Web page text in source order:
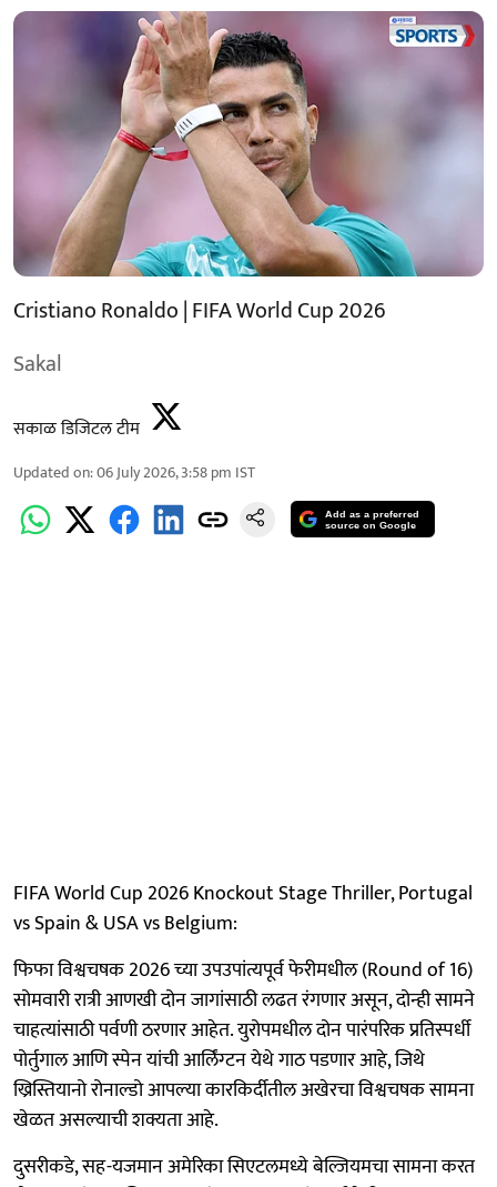
Cristiano Ronaldo | FIFA World Cup 2026
Sakal
सकाळ डिजिटल टीम
Updated on:06 July 2026, 3:58 pm IST
Add as a preferred
source on Google
FIFA World Cup 2026 Knockout Stage Thriller, Portugal
vs Spain & USA vs Belgium:
फिफा विश्वचषक 2026 च्या उपउपांत्यपूर्व फेरीमधील (Round of 16)
सोमवारी रात्री आणखी दोन जागांसाठी लढत रंगणार असून, दोन्ही सामने
चाहत्यांसाठी पर्वणी ठरणार आहेत. युरोपमधील दोन पारंपरिक प्रतिस्पर्धी
पोर्तुगाल आणि स्पेन यांची आर्लिंग्टन येथे गाठ पडणार आहे, जिथे
ख्रिस्तियानो रोनाल्डो आपल्या कारकिर्दीतील अखेरचा विश्वचषक सामना
खेळत असल्याची शक्यता आहे.
दुसरीकडे, सह-यजमान अमेरिका सिएटलमध्ये बेल्जियमचा सामना करत